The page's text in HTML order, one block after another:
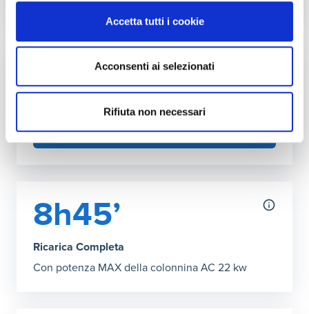
Accetta tutti i cookie
Acconsenti ai selezionati
Rifiuta non necessari
Grafico che mostra l'autonomia in chilometri ottenibile
30 minuti:600 km
Fai l'upgrade a più kW in casa
Puoi aumentare la potenza della tua rete
SCOPRI COME
8h45’
Ricarica Completa
Con potenza MAX della colonnina AC 22 kw